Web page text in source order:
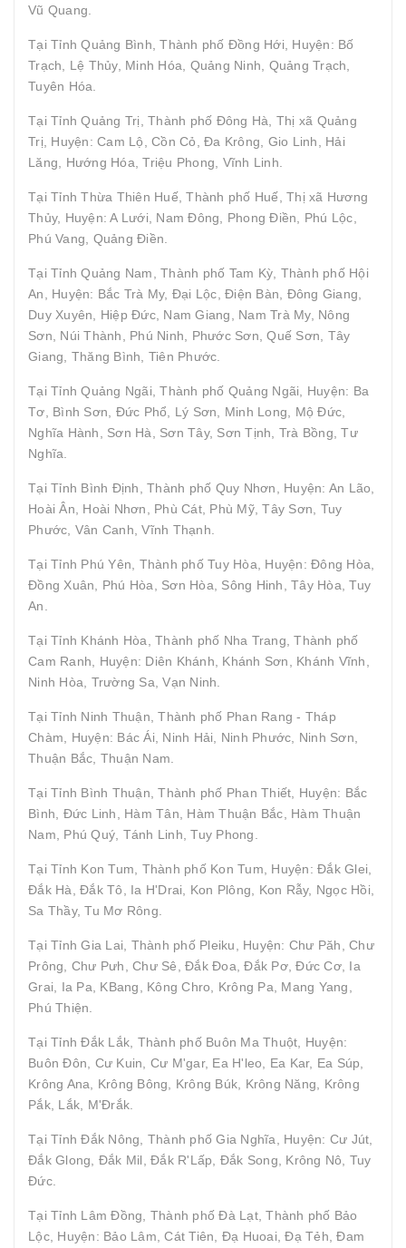
Vũ Quang.
Tại Tỉnh Quảng Bình, Thành phố Đồng Hới, Huyện: Bố
Trạch, Lệ Thủy, Minh Hóa, Quảng Ninh, Quảng Trạch,
Tuyên Hóa.
Tại Tỉnh Quảng Trị, Thành phố Đông Hà, Thị xã Quảng
Trị, Huyện: Cam Lộ, Cồn Cỏ, Đa Krông, Gio Linh, Hải
Lăng, Hướng Hóa, Triệu Phong, Vĩnh Linh.
Tại Tỉnh Thừa Thiên Huế, Thành phố Huế, Thị xã Hương
Thủy, Huyện: A Lưới, Nam Đông, Phong Điền, Phú Lộc,
Phú Vang, Quảng Điền.
Tại Tỉnh Quảng Nam, Thành phố Tam Kỳ, Thành phố Hội
An, Huyện: Bắc Trà My, Đại Lộc, Điện Bàn, Đông Giang,
Duy Xuyên, Hiệp Đức, Nam Giang, Nam Trà My, Nông
Sơn, Núi Thành, Phú Ninh, Phước Sơn, Quế Sơn, Tây
Giang, Thăng Bình, Tiên Phước.
Tại Tỉnh Quảng Ngãi, Thành phố Quảng Ngãi, Huyện: Ba
Tơ, Bình Sơn, Đức Phổ, Lý Sơn, Minh Long, Mộ Đức,
Nghĩa Hành, Sơn Hà, Sơn Tây, Sơn Tịnh, Trà Bồng, Tư
Nghĩa.
Tại Tỉnh Bình Định, Thành phố Quy Nhơn, Huyện: An Lão,
Hoài Ân, Hoài Nhơn, Phù Cát, Phù Mỹ, Tây Sơn, Tuy
Phước, Vân Canh, Vĩnh Thạnh.
Tại Tỉnh Phú Yên, Thành phố Tuy Hòa, Huyện: Đông Hòa,
Đồng Xuân, Phú Hòa, Sơn Hòa, Sông Hinh, Tây Hòa, Tuy
An.
Tại Tỉnh Khánh Hòa, Thành phố Nha Trang, Thành phố
Cam Ranh, Huyện: Diên Khánh, Khánh Sơn, Khánh Vĩnh,
Ninh Hòa, Trường Sa, Vạn Ninh.
Tại Tỉnh Ninh Thuận, Thành phố Phan Rang - Tháp
Chàm, Huyện: Bác Ái, Ninh Hải, Ninh Phước, Ninh Sơn,
Thuận Bắc, Thuận Nam.
Tại Tỉnh Bình Thuận, Thành phố Phan Thiết, Huyện: Bắc
Bình, Đức Linh, Hàm Tân, Hàm Thuận Bắc, Hàm Thuận
Nam, Phú Quý, Tánh Linh, Tuy Phong.
Tại Tỉnh Kon Tum, Thành phố Kon Tum, Huyện: Đắk Glei,
Đắk Hà, Đắk Tô, Ia H'Drai, Kon Plông, Kon Rẫy, Ngọc Hồi,
Sa Thầy, Tu Mơ Rông.
Tại Tỉnh Gia Lai, Thành phố Pleiku, Huyện: Chư Păh, Chư
Prông, Chư Pưh, Chư Sê, Đắk Đoa, Đắk Pơ, Đức Cơ, Ia
Grai, Ia Pa, KBang, Kông Chro, Krông Pa, Mang Yang,
Phú Thiện.
Tại Tỉnh Đắk Lắk, Thành phố Buôn Ma Thuột, Huyện:
Buôn Đôn, Cư Kuin, Cư M'gar, Ea H'leo, Ea Kar, Ea Súp,
Krông Ana, Krông Bông, Krông Búk, Krông Năng, Krông
Pắk, Lắk, M'Đrắk.
Tại Tỉnh Đắk Nông, Thành phố Gia Nghĩa, Huyện: Cư Jút,
Đắk Glong, Đắk Mil, Đắk R'Lấp, Đắk Song, Krông Nô, Tuy
Đức.
Tại Tỉnh Lâm Đồng, Thành phố Đà Lạt, Thành phố Bảo
Lộc, Huyện: Bảo Lâm, Cát Tiên, Đạ Huoai, Đạ Tẻh, Đam